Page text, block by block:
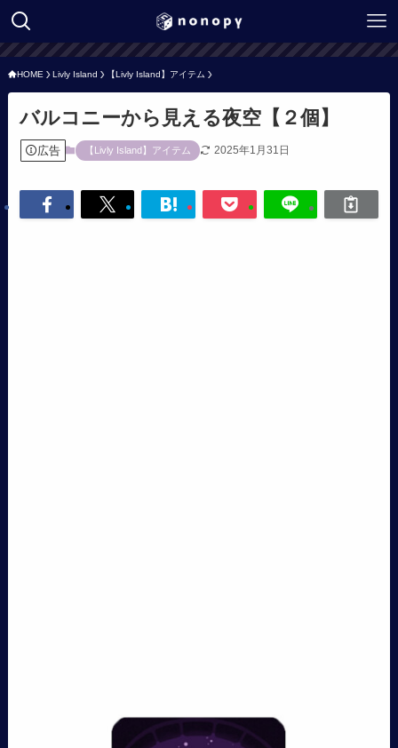
HOME Livly Island 【Livly Island】アイテム
バルコニーから見える夜空【２個】
広告 【Livly Island】アイテム 2025年1月31日